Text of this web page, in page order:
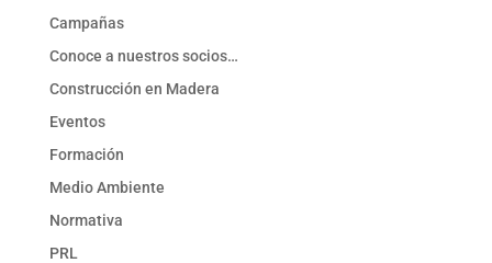
Campañas
Conoce a nuestros socios…
Construcción en Madera
Eventos
Formación
Medio Ambiente
Normativa
PRL